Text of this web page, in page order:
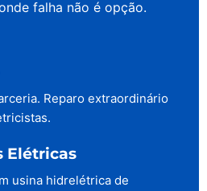
falha não é opção.
Reparo extraordinário
Elétricas
usina hidrelétrica de